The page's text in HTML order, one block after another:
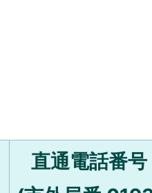
直通電話番号